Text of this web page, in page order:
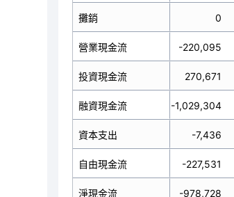
攤銷
營業現金流
投資現金流
融資現金流
資本支出
自由現金流
淨現金流
0
-50,329 -220,095
1,598,955 270,671
-270,622 -1,029,304
-4,802 -7,436
-55,131 -227,531
1,278,004 -978,728